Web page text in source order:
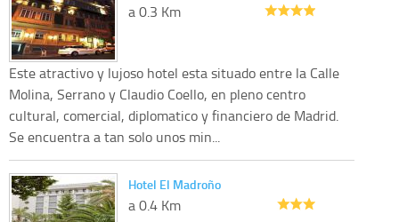
a 0.3 Km
Este atractivo y lujoso hotel esta situado entre la Calle
Molina, Serrano y Claudio Coello, en pleno centro
cultural, comercial, diplomatico y financiero de Madrid.
Se encuentra a tan solo unos min...
Hotel El Madroño
a 0.4 Km